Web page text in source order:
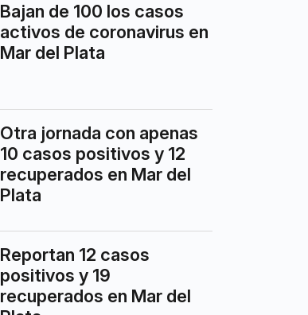
Bajan de 100 los casos
activos de coronavirus en
Mar del Plata
Otra jornada con apenas
10 casos positivos y 12
recuperados en Mar del
Plata
Reportan 12 casos
positivos y 19
recuperados en Mar del